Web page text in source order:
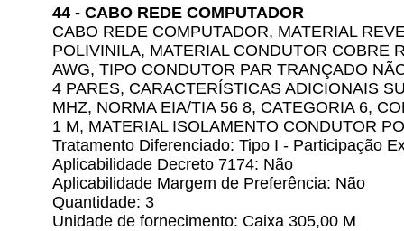
44 - CABO REDE COMPUTADOR
CABO REDE COMPUTADOR, MATERIAL
POLIVINILA, MATERIAL CONDUTOR COBRE
AWG, TIPO CONDUTOR PAR TRANÇADO
4 PARES, CARACTERÍSTICAS ADICIONAIS
MHZ, NORMA EIA/TIA 56 8, CATEGORIA 6,
1 M, MATERIAL ISOLAMENTO CONDUTOR
Tratamento Diferenciado: Tipo I - Participação
Aplicabilidade Decreto 7174: Não
Aplicabilidade Margem de Preferência: Não
Quantidade: 3
Unidade de fornecimento: Caixa 305,00 M